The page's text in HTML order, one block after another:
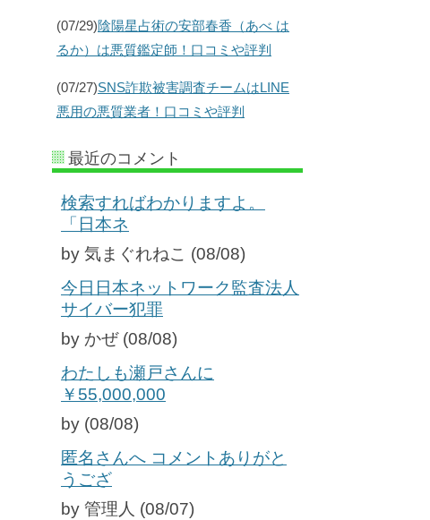
(07/29)陰陽星占術の安部春香（あべ は
るか）は悪質鑑定師！口コミや評判
(07/27)SNS詐欺被害調査チームはLINE
悪用の悪質業者！口コミや評判
最近のコメント
検索すればわかりますよ。
「日本ネ
by 気まぐれねこ (08/08)
今日日本ネットワーク監査法人
サイバー犯罪
by かぜ (08/08)
わたしも瀬戸さんに
￥55,000,000
by (08/08)
匿名さんへ コメントありがと
うござ
by 管理人 (08/07)